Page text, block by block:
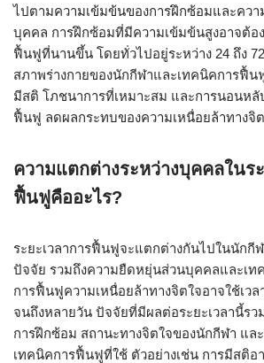
ไปตามความเข้มข้นของการฝึกซ้อมและคว
บุคคล การฝึกซ้อมที่มีความเข้มข้นสูงอาจต้อง
ฟื้นฟูที่นานขึ้น โดยทั่วไปอยู่ระหว่าง 24 ถึง
สภาพร่างกายของนักกีฬาและเทคนิคการฟื้น
มีสติ โภชนาการที่เหมาะสม และการนอนหลั
ฟื้นฟู ลดผลกระทบของความเหนื่อยล้าทางจิ
ความแตกต่างระหว่างบุคคลในร
ฟื้นฟูคืออะไร?
ระยะเวลาการฟื้นฟูจะแตกต่างกันไปในนักกี
ปัจจัย รวมถึงความยืดหยุ่นส่วนบุคคลและเท
การฟื้นฟูความเหนื่อยล้าทางจิตใจอาจใช้เว
จนถึงหลายวัน ปัจจัยที่มีผลต่อระยะเวลานี้ร
การฝึกซ้อม สถานะทางจิตใจของนักกีฬา แล
เทคนิคการฟื้นฟูที่ใช้ ตัวอย่างเช่น การมีสติ